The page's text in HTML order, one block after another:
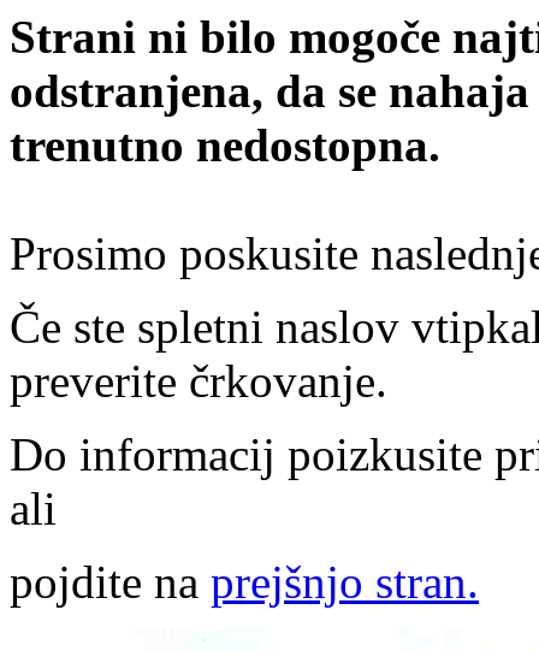
Strani ni bilo mogoče
odstranjena, da se
trenutno nedostopna.
Prosimo poskusite
Če ste spletni naslov
preverite črkovanje.
Do informacij poizkusite
ali
pojdite na prejšnjo stran.